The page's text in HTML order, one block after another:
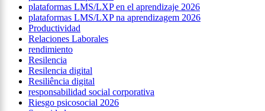
plataformas LMS/LXP en el aprendizaje 2026
plataformas LMS/LXP na aprendizagem 2026
Productividad
Relaciones Laborales
rendimiento
Resilencia
Resilencia digital
Resiliência digital
responsabilidad social corporativa
Riesgo psicosocial 2026